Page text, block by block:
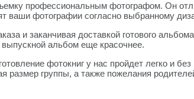
профессиональным фотографом. Он
фотографии согласно выбранному
и заканчивая доставкой готового
альбом еще красочнее.
фотокниг у нас пройдет легко и
группы, а также пожелания